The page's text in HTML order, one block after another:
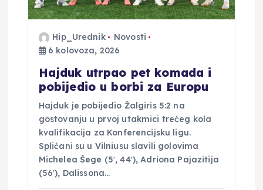
Hip_Urednik
Novosti
6 kolovoza, 2026
Hajduk utrpao pet komada i
pobijedio u borbi za Europu
Hajduk je pobijedio Žalgiris 5:2 na
gostovanju u prvoj utakmici trećeg kola
kvalifikacija za Konferencijsku ligu.
Splićani su u Vilniusu slavili golovima
Michelea Šege (5′, 44′), Adriona Pajazitija
(56′), Dalissona…